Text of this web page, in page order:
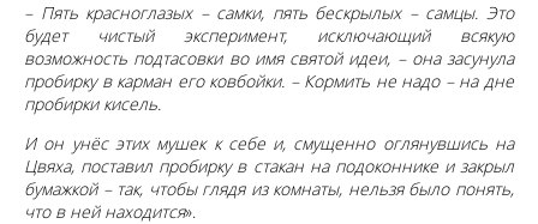
– Пять красноглазых – самки, пять бескрылых – самцы. Это
будет чистый эксперимент, исключающий всякую
возможность подтасовки во имя святой идеи, – она засунула
пробирку в карман его ковбойки. – Кормить не надо – на дне
пробирки кисель.
И он унёс этих мушек к себе и, смущенно оглянувшись на
Цвяха, поставил пробирку в стакан на подоконнике и закрыл
бумажкой – так, чтобы глядя из комнаты, нельзя было понять,
что в ней находится».